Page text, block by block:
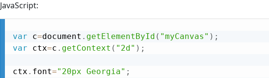
JavaScript:
var c=document . getElementById ( "myCanvas" ) ;
var ctx=c . getContext ( "2d" ) ;
ctx . font="20px Georgia" ;